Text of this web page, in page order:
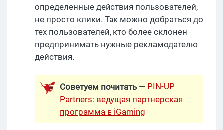
определенные действия пользователей,
не просто клики. Так можно добраться до
тех пользователей, кто более склонен
предпринимать нужные рекламодателю
действия.
Советуем почитать — PIN-UP
Partners: ведущая партнерская
программа в iGaming